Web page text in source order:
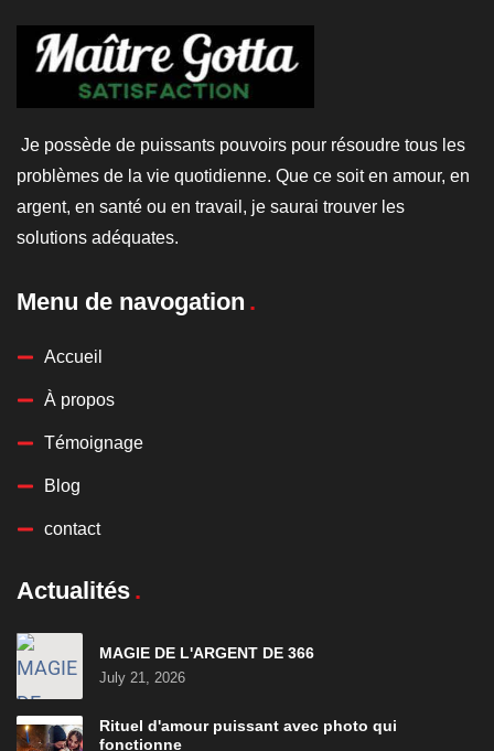
Je possède de puissants pouvoirs pour résoudre tous les
problèmes de la vie quotidienne. Que ce soit en amour, en
argent, en santé ou en travail, je saurai trouver les
solutions adéquates.
Menu de navogation
Accueil
À propos
Témoignage
Blog
contact
Actualités
MAGIE DE L'ARGENT DE 366
July 21, 2026
Rituel d'amour puissant avec photo qui
fonctionne